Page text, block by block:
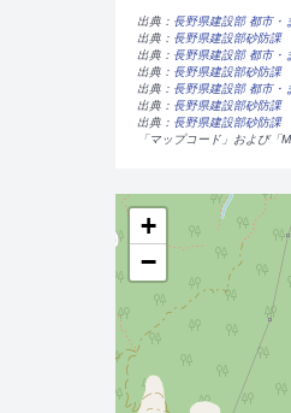
出典： 長野県建設部 都市・
出典： 長野県建設部砂防課
出典： 長野県建設部 都市・
出典： 長野県建設部砂防課
出典： 長野県建設部 都市・
出典： 長野県建設部砂防課
出典： 長野県建設部砂防課
「マップコード」および「
+
−